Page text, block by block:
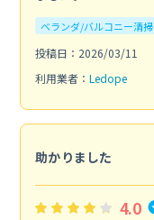
ベランダ/バルコニー清掃
投稿日：2026/03/11
利用業者： Ledope
助かりました
4.0